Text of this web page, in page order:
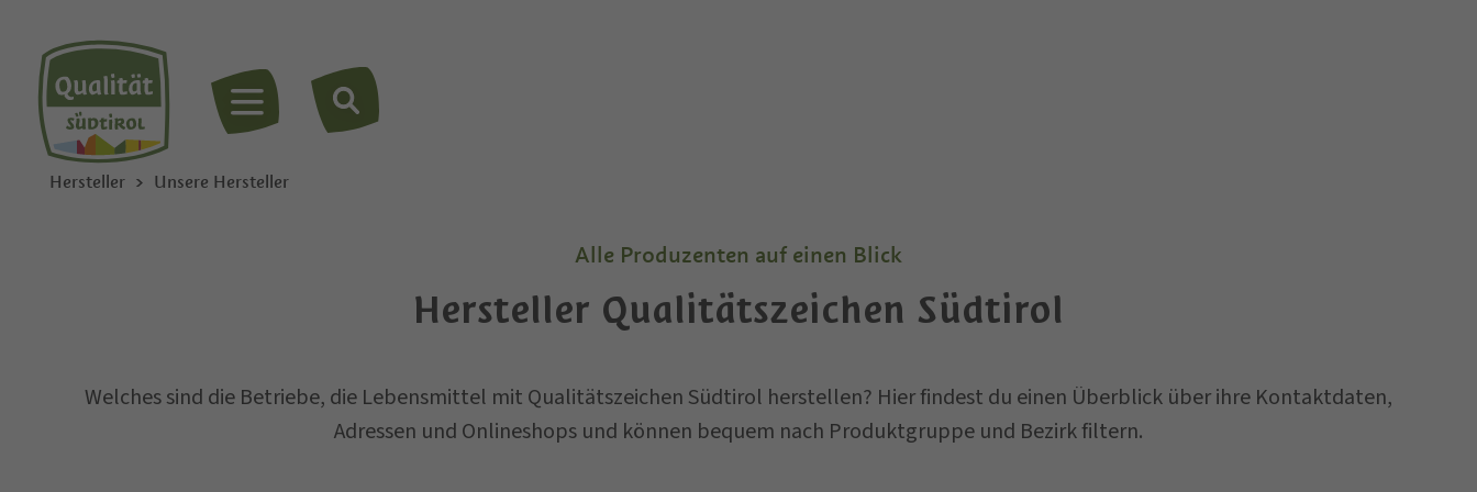
MENÜ
Hersteller Unsere Hersteller
Alle Produzenten auf einen Blick
Hersteller Qualitätszeichen Südtirol
Welches sind die Betriebe, die Lebensmittel mit Qualitätszeichen Südtirol herstellen? Hier findest du einen Überblick über ihre Kontaktdaten,
Adressen und Onlineshops und können bequem nach Produktgruppe und Bezirk filtern.